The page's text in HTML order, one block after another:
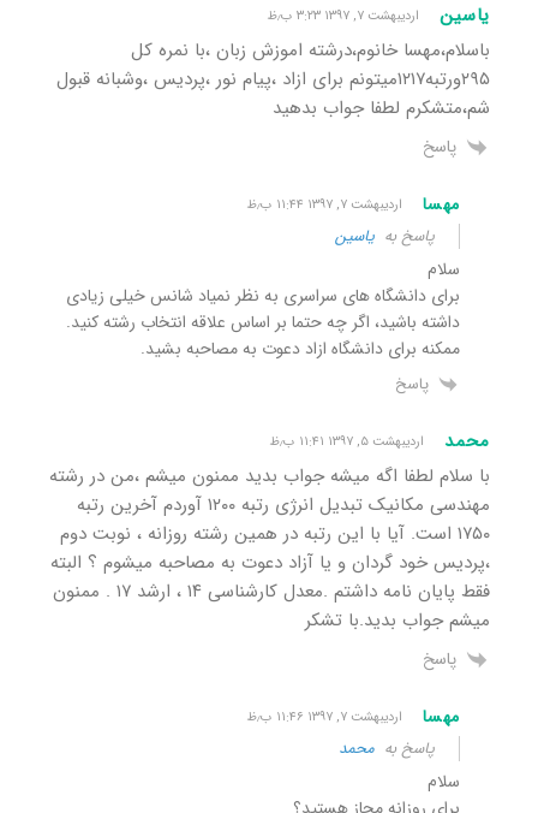
یاسین اردیبهشت ۷, ۱۳۹۷ ۳:۲۳ ب٫ظ
باسلام،مهسا خانوم،درشته اموزش زبان ،با نمره کل
۲۹۵ورتبه۱۲۱۷میتونم برای ازاد ،پیام نور ،پردیس ،وشبانه قبول
شم،متشکرم لطفا جواب بدهید
پاسخ
مهسا اردیبهشت ۷, ۱۳۹۷ ۱۱:۴۴ ب٫ظ
پاسخ به یاسین
سلام
برای دانشگاه های سراسری به نظر نمیاد شانس خیلی زیادی
داشته باشید، اگر چه حتما بر اساس علاقه انتخاب رشته کنید.
ممکنه برای دانشگاه ازاد دعوت به مصاحبه بشید.
پاسخ
محمد اردیبهشت ۵, ۱۳۹۷ ۱۱:۴۱ ب٫ظ
با سلام لطفا اگه میشه جواب بدید ممنون میشم ،من در رشته
مهندسی مکانیک تبدیل انرژی رتبه ۱۲۰۰ آوردم آخرین رتبه
۱۷۵۰ است. آیا با این رتبه در همین رشته روزانه ، نوبت دوم
،پردیس خود گردان و یا آزاد دعوت به مصاحبه میشوم ؟ البته
فقط پایان نامه داشتم .معدل کارشناسی ۱۴ ، ارشد ۱۷ . ممنون
میشم جواب بدید.با تشکر
پاسخ
مهسا اردیبهشت ۷, ۱۳۹۷ ۱۱:۴۶ ب٫ظ
پاسخ به محمد
سلام